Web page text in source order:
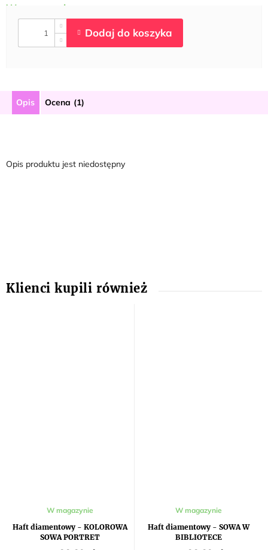
Opis Ocena (1)
Opis produktu jest niedostępny
Haft diamentowy - KOLOROWA
SOWA PORTRET
W magazynie
Haft diamentowy - SOWA W
BIBLIOTECE
W magazynie